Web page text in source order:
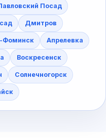
Посад
Дмитров
Фоминск Апрелевка
Воскресенск
Солнечногорск